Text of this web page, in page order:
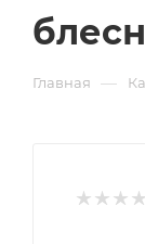
Главная —